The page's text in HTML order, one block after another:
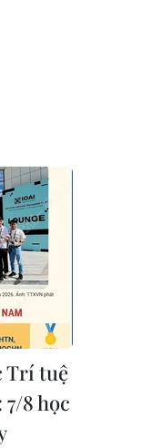
Trí tuệ
8 học